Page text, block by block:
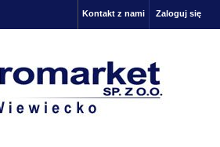
Zaloguj się
Kontakt z nami